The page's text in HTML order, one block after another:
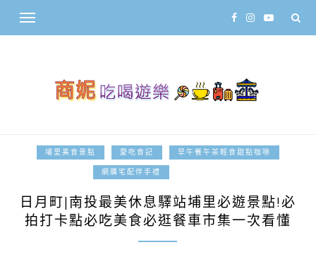
埔里美食景點 愛吃食記 早午餐午茶輕食甜點咖啡
網購宅配伴手禮
日月町|南投最美休息驛站埔里必遊景點!必
拍打卡點必吃美食必逛餐車市集一次看懂